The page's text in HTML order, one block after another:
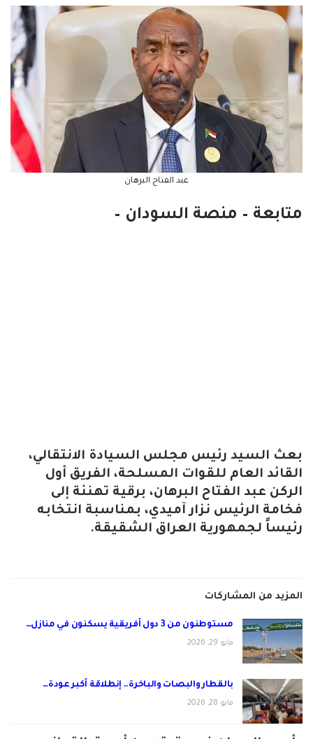
عبد الفتاح البرهان
متابعة – منصة السودان –
بعث السيد رئيس مجلس السيادة الانتقالي،
القائد العام للقوات المسلحة، الفريق أول
الركن عبد الفتاح البرهان، برقية تهنئة إلى
فخامة الرئيس نزار آميدي، بمناسبة انتخابه
رئيساً لجمهورية العراق الشقيقة.
المزيد من المشاركات
مستوطنون من 3 دول أفريقية يسكنون في منازل…
مايو 29, 2026
بالقطار والبصات والباخرة.. إنطلاقة أكبر عودة…
مايو 28, 2026